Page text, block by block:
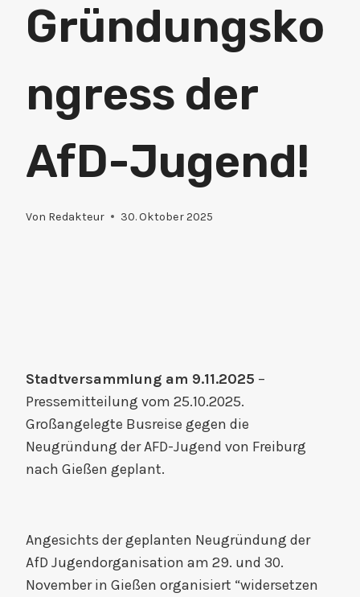
Gründungsko
ngress der
AfD-Jugend!
Von Redakteur 30. Oktober 2025
Stadtversammlung am 9.11.2025 –
Pressemitteilung vom 25.10.2025.
Großangelegte Busreise gegen die
Neugründung der AFD-Jugend von Freiburg
nach Gießen geplant.
Angesichts der geplanten Neugründung der
AfD Jugendorganisation am 29. und 30.
November in Gießen organisiert “widersetzen